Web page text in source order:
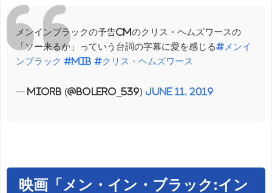
メンインブラックの予告CMのクリス・ヘムズワースの
「ソー来るか」っていう台詞の字幕に愛を感じる#メンイ
ンブラック #MIB #クリス・ヘムズワース
— MIORB (@bolero_539) June 11, 2019
映画「メン・イン・ブラック:イン